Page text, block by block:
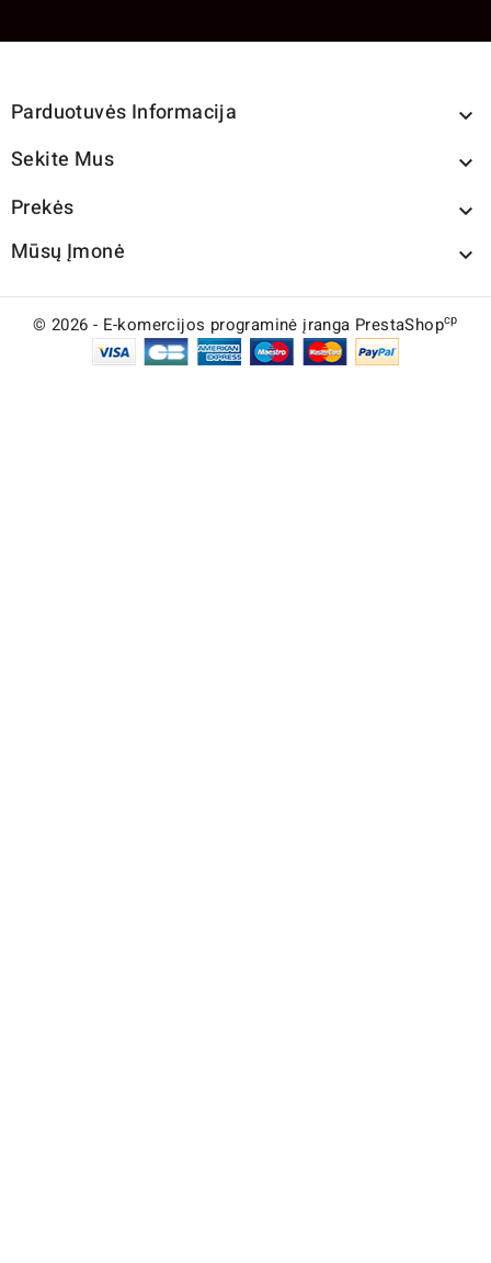
Parduotuvės Informacija 
Sekite Mus 
Prekės 
Mūsų Įmonė 
© 2026 - E-komercijos programinė įranga PrestaShopcp